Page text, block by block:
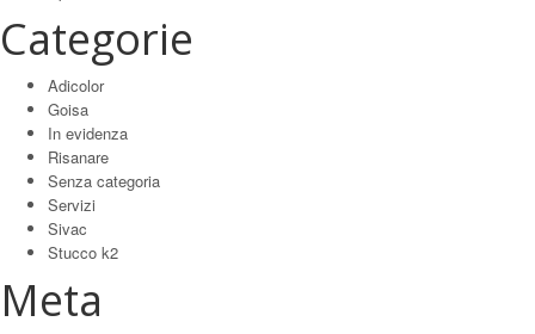
Categorie
Adicolor
Goisa
In evidenza
Risanare
Senza categoria
Servizi
Sivac
Stucco k2
Meta